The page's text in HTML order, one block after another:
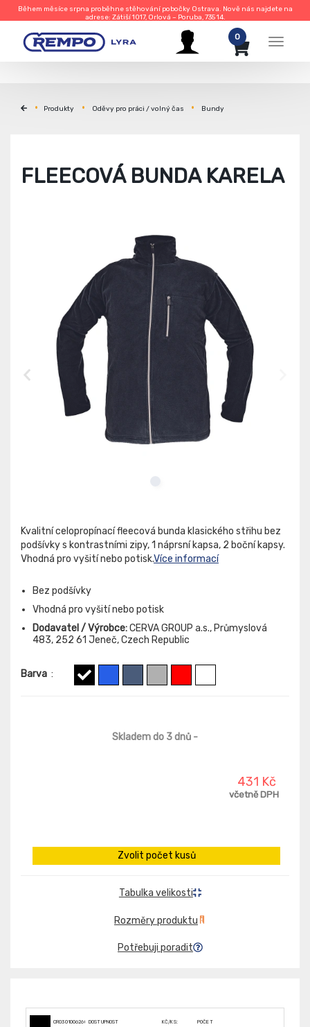
Během měsíce srpna proběhne stěhování pobočky Ostrava. Nově nás najdete na
adrese: Zátiší 1017, Orlová – Poruba, 735 14.
Menu
0
Produkty Oděvy pro práci / volný čas Bundy
FLEECOVÁ BUNDA KARELA
Kvalitní celopropínací fleecová bunda klasického střihu bez
podšívky s kontrastními zipy, 1 náprsní kapsa, 2 boční kapsy.
Vhodná pro vyšití nebo potisk.Více informací
Bez podšívky
Vhodná pro vyšití nebo potisk
Dodavatel / Výrobce:CERVA GROUP a.s., Průmyslová
483, 252 61 Jeneč, Czech Republic
Barva :
Skladem do 3 dnů -
431 Kč
včetně DPH
Zvolit počet kusů
Tabulka velikosti
Rozměry produktu
Potřebuji poradit
CR0301006260 DOSTUPNOST KČ/KS: POČET